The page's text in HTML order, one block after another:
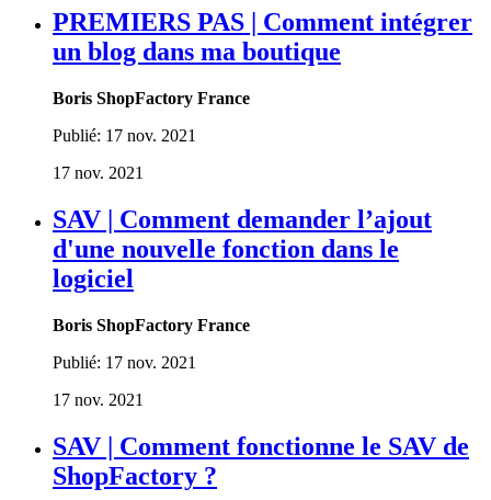
PREMIERS PAS | Comment intégrer
un blog dans ma boutique
Boris ShopFactory France
Publié: 17 nov. 2021
17 nov. 2021
SAV | Comment demander l’ajout
d'une nouvelle fonction dans le
logiciel
Boris ShopFactory France
Publié: 17 nov. 2021
17 nov. 2021
SAV | Comment fonctionne le SAV de
ShopFactory ?